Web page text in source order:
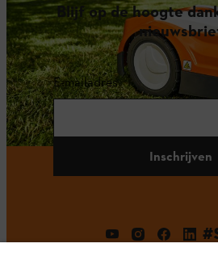
Blijf op de hoogte
E-mailadres
Inschrijven